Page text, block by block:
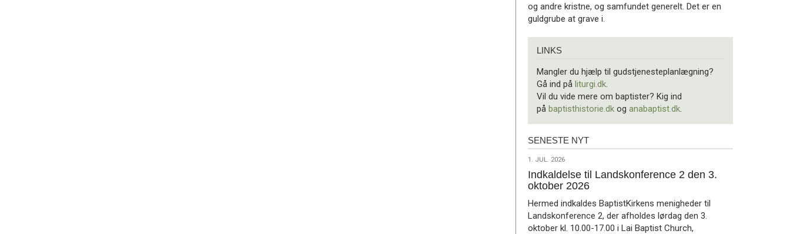
og andre kristne, og samfundet generelt. Det er en
guldgrube at grave i.
LINKS
Mangler du hjælp til gudstjenesteplanlægning?
Gå ind på liturgi.dk
Vil du vide mere om baptister? Kig ind
på baptisthistorie.dk og anabaptist.dk
Seneste
SENESTE NYT
1.
jul.
2026
1. JUL. 2026
Indkaldelse til Landskonference 2 den 3.
oktober 2026
Hermed indkaldes BaptistKirkens menigheder til
Landskonference 2, der afholdes lørdag den 3.
oktober kl. 10.00-17.00 i Lai Baptist Church,